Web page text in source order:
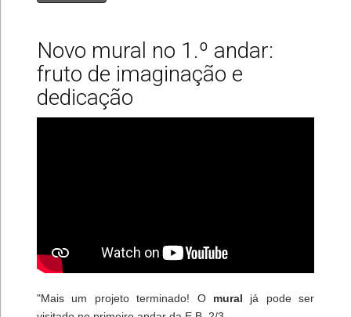
Novo mural no 1.º andar:
fruto de imaginação e
dedicação
"Mais um projeto terminado! O mural já pode ser